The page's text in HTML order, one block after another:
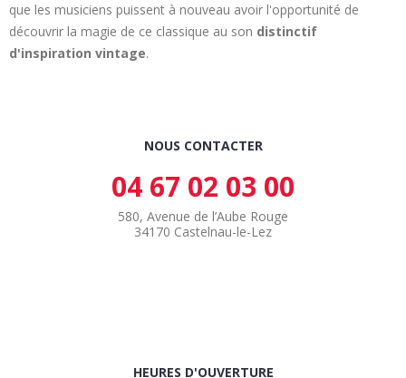
que les musiciens puissent à nouveau avoir l'opportunité de
découvrir la magie de ce classique au son distinctif
d'inspiration vintage.
NOUS CONTACTER
04 67 02 03 00
580, Avenue de l’Aube Rouge
34170 Castelnau-le-Lez
HEURES D'OUVERTURE